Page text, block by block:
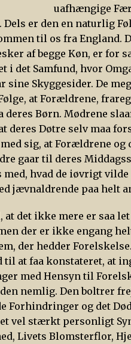
uafhængige
er den en naturlig
til os fra England.
af begge Køn, er for
det Samfund, hvor
Skyggesider. De
at Forældrene,
deres Børn. Mødrene
deres Døtre selv maa
sig, at Forældrene
gaar til deres
med, hvad de iøvrigt
jævnaldrende paa helt
at det ikke mere er saa
der er ikke engang
der hedder Forelskelse.
at faa konstateret, at
med Hensyn til
nemlig. Den boltrer
Forhindringer og det
et vel stærkt personligt
Livets Blomsterflor,